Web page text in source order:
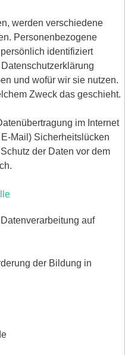
werden verschiedene
Personenbezogene
identifiziert
und wofür wir sie nutzen.
Zweck das geschieht.
im Internet
Mail) Sicherheitslücken
der Daten vor dem
auf
der Bildung in